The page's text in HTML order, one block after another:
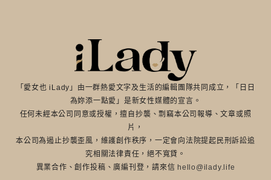
「愛女也 iLady」由一群熱愛文字及生活的編輯團隊共同成立，「日日
為妳添一點愛」是新女性媒體的宣言。
任何未經本公司同意或授權，擅自抄襲、剽竊本公司報導、文章或照
片，
本公司為遏止抄襲歪風，維護創作秩序，一定會向法院提起民刑訴訟追
究相關法律責任，絕不寬貸。
異業合作、創作投稿、廣編刊登，請來信 hello@ilady.life